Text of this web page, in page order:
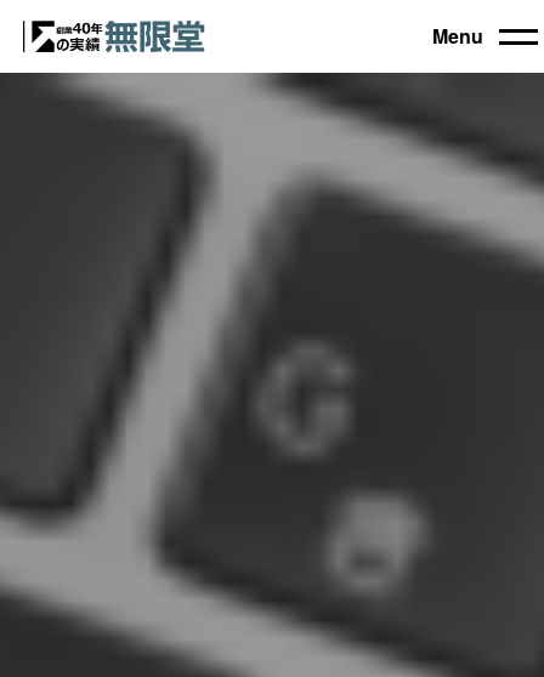
トップ
買取機器一覧▼
自動車設備機械
工作機械
木工機械
ブログ
お電話でのご相談もお気軽に
Menu